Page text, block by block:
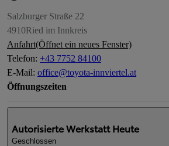
Salzburger Straße 22
4910Ried im Innkreis
Anfahrt(Öffnet ein neues Fenster)
Telefon: +43 7752 84100
E-Mail: office@toyota-innviertel.at
Öffnungszeiten
Autorisierte Werkstatt Heute
Geschlossen